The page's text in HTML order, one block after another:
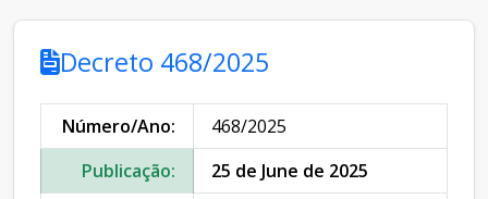
Decreto 468/2025
Número/Ano:
468/2025
Publicação:
25 de June de 2025